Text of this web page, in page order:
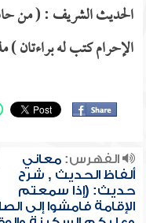
الحديث الشريف : ( من
الإحرام كتب له براءتان )
الفهرس:معاني
ألفاظ الحديث , شرح
حديث: (إذا سمعتم
الإقامة فامشوا إلى